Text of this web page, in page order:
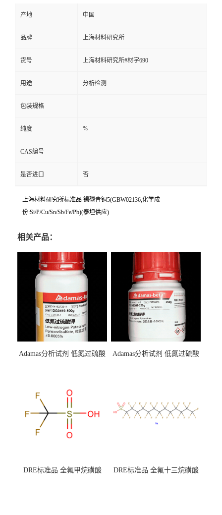
产地 中国
品牌 上海材料研究所
货号 上海材料研究所#材字690
用途 分析检测
包装规格
纯度 %
CAS编号
是否进口 否
上海材料研究所标准品 锡磷青铜5(GBW02136;化学成
份:Si/P/Cu/Sn/Sb/Fe/Pb)(泰坦供应)
相关产品：
Adamas分析试剂 低氮过硫酸
（泰坦现货供应）
Adamas分析试剂 低氮过硫酸
DRE标准品 全氟甲烷磺酸
DRE标准品 全氟十三烷磺酸